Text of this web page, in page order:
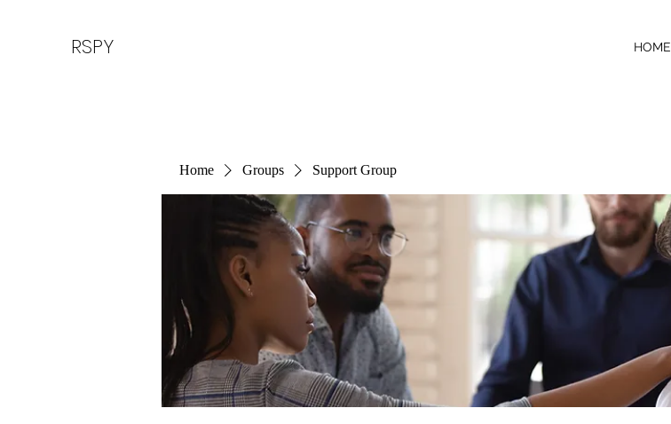
RSPY HOME
Home Groups Support Group